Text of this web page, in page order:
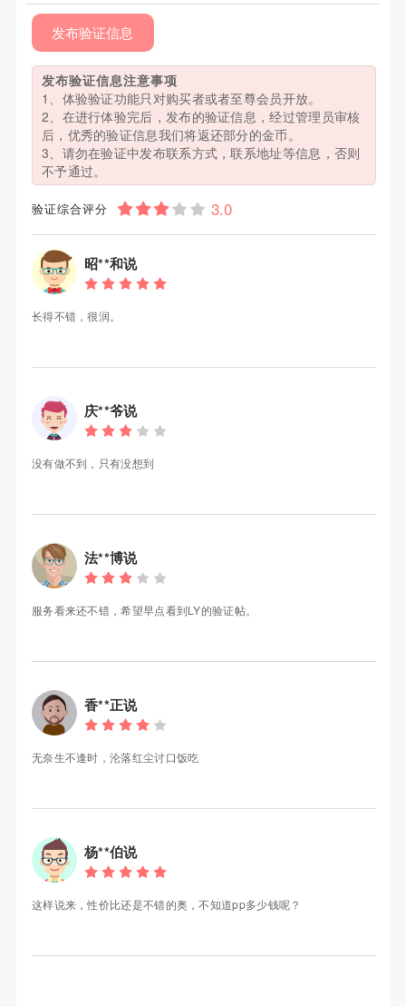
发布验证信息
发布验证信息注意事项
1、体验验证功能只对购买者或者至尊会员开放。
2、在进行体验完后，发布的验证信息，经过管理员审核
后，优秀的验证信息我们将返还部分的金币。
3、请勿在验证中发布联系方式，联系地址等信息，否则
不予通过。
验证综合评分
昭**和说
长得不错，很润。
庆**爷说
没有做不到，只有没想到
法**博说
服务看来还不错，希望早点看到LY的验证帖。
香**正说
无奈生不逢时，沦落红尘讨口饭吃
杨**伯说
这样说来，性价比还是不错的奥，不知道pp多少钱呢？